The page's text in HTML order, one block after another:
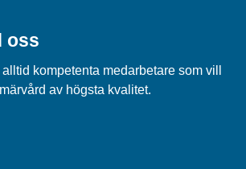
oss
kompetenta medarbetare som vill
av högsta kvalitet.